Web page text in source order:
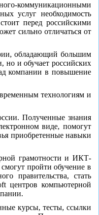
коммуникационными
услуг необходимость
перед российскими
сильно отличаться от
обладающий большим
но и обучает российских
компании в повышение
технологиям и
Полученные знания
виде, помогут
приобретенные навыки
грамотности и ИКТ-
пройти обучение в
правительства, стать
центров компьютерной
курсы, тесты, ссылки